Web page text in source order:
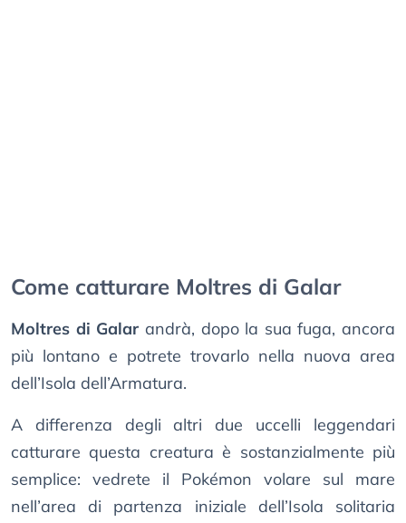
Come catturare Moltres di Galar
Moltres di Galar andrà, dopo la sua fuga, ancora
più lontano e potrete trovarlo nella nuova area
dell’Isola dell’Armatura.
A differenza degli altri due uccelli leggendari
catturare questa creatura è sostanzialmente più
semplice: vedrete il Pokémon volare sul mare
nell’area di partenza iniziale dell’Isola solitaria